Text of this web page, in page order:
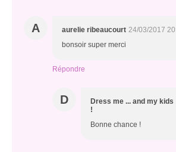
A aurelie ribeaucourt 24/03/2017
bonsoir super merci
Répondre
D
Dress me ... and my kids
!
Bonne chance !